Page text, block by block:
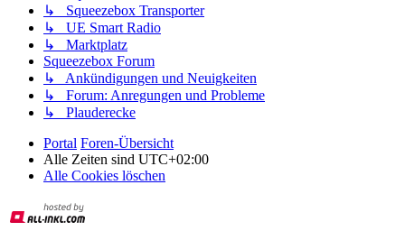
↳ Squeezebox Transporter
↳ UE Smart Radio
↳ Marktplatz
Squeezebox Forum
↳ Ankündigungen und Neuigkeiten
↳ Forum: Anregungen und Probleme
↳ Plauderecke
Portal Foren-Übersicht
Alle Zeiten sind UTC+02:00
Alle Cookies löschen